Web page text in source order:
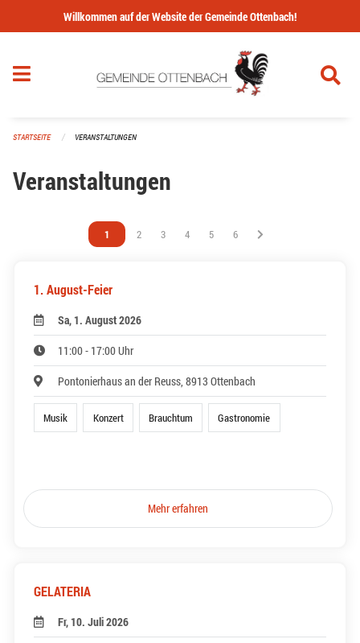
Navigation überspringen
Willkommen auf der Website der Gemeinde Ottenbach!
STARTSEITE VERANSTALTUNGEN
Veranstaltungen
Vous êtes sur la page
1 Vous êtes sur la page
2 Vous êtes sur la page
3 Vous êtes sur la page
4 Vous êtes sur la page
5 Vous êtes sur la page
6
1. August-Feier
Sa, 1. August 2026
11:00 - 17:00 Uhr
Pontonierhaus an der Reuss, 8913 Ottenbach
Musik Konzert Brauchtum Gastronomie
Mehr erfahren
GELATERIA
Fr, 10. Juli 2026